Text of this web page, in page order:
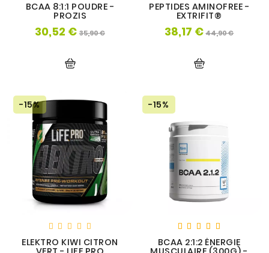
BCAA 8:1:1 POUDRE -
PROZIS
30,52 € Prix
35,90 €Prix
PEPTIDES AMINOFREE -
EXTRIFIT®
38,17 €Prix
44,90 €Prix
-15%
ELEKTRO KIWI CITRON
-15%
BCAA 2:1:2 ÉNERGIE